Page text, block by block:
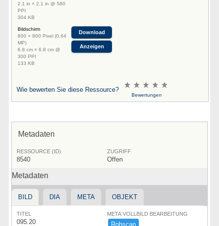
2.1 in × 2.1 in @ 580
PPI
304 KB
Bildschirm
800 × 800 Pixel (0.64
MP)
6.8 cm × 6.8 cm @
300 PPI
133 KB
Download
Anzeigen
Wie bewerten Sie diese Ressource?
Bewertungen
Metadaten
RESSOURCE (ID)
8540
ZUGRIFF
Offen
Metadaten
BILD DIA META OBJEKT
TITEL
095.20
META:VOLLBILD BEARBEITUNG
Rohscan